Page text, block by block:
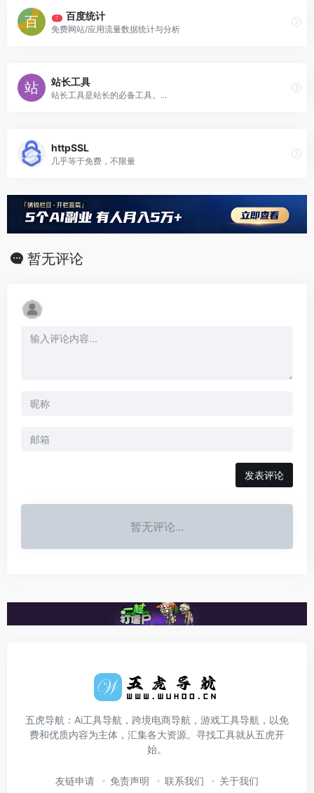
T 百度统计
免费网站/应用流量数据统计与分析
站长工具
站长工具是站长的必备工具。...
httpSSL
几乎等于免费，不限量
暂无评论
发表评论
暂无评论...
五虎导航：Ai工具导航，跨境电商导航，游戏工具导航，以免
费和优质内容为主体，汇集各大资源。寻找工具就从五虎开
始。
友链申请 免责声明 联系我们 关于我们